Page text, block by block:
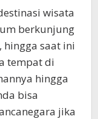
wisata
berkunjung
hingga saat ini
tempat di
hingga
bisa
jika